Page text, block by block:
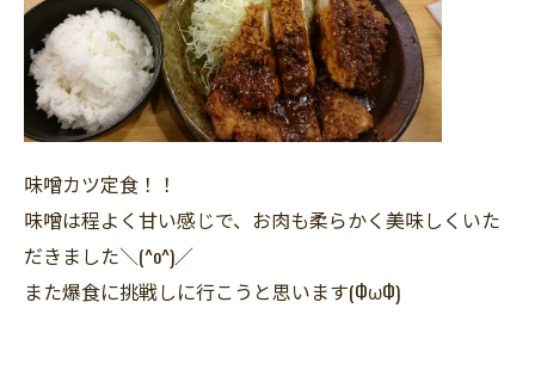
味噌カツ定食！！
味噌は程よく甘い感じで、お肉も柔らかく美味しくいた
だきました＼(^o^)／
また爆食に挑戦しに行こうと思います(ФωФ)